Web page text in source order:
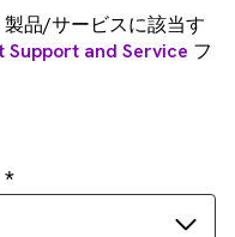
品/サービスに該当す
Support and Service フ